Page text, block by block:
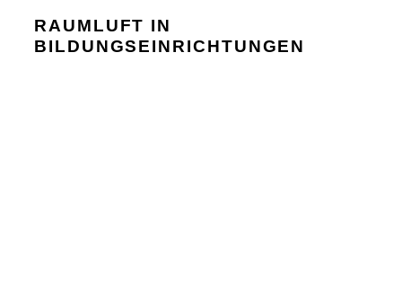
RAUMLUFT IN
BILDUNGSEINRICHTUNGEN